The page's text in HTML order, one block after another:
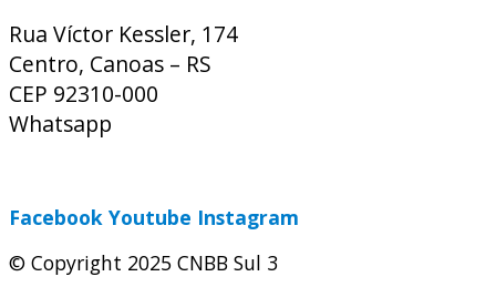
Rua Víctor Kessler, 174
Centro, Canoas – RS
CEP 92310-000
Whatsapp
Facebook Youtube Instagram
© Copyright 2025 CNBB Sul 3